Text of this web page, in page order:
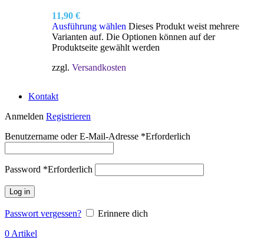
11,90 €
Ausführung wählen Dieses Produkt weist mehrere
Varianten auf. Die Optionen können auf der
Produktseite gewählt werden
zzgl. Versandkosten
Kontakt
Anmelden Registrieren
Benutzername oder E-Mail-Adresse *Erforderlich
Password *Erforderlich
Log in
Passwort vergessen?
Erinnere dich
0 Artikel